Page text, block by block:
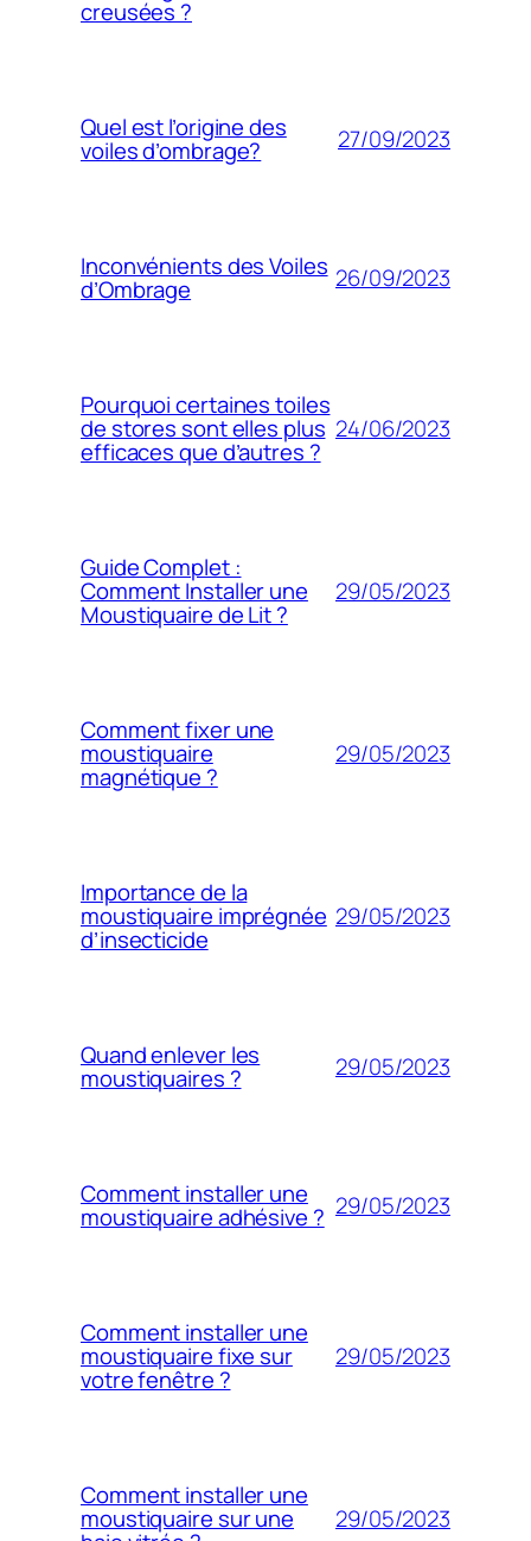
creusées ?
Quel est l’origine des
voiles d’ombrage? 27/09/2023
Inconvénients des Voiles
d’Ombrage 26/09/2023
Pourquoi certaines toiles
de stores sont elles plus
efficaces que d’autres ?
24/06/2023
Guide Complet :
Comment Installer une
Moustiquaire de Lit ?
29/05/2023
Comment fixer une
moustiquaire
magnétique ?
29/05/2023
Importance de la
moustiquaire imprégnée
d’insecticide
29/05/2023
Quand enlever les
moustiquaires ? 29/05/2023
Comment installer une
moustiquaire adhésive ? 29/05/2023
Comment installer une
moustiquaire fixe sur
votre fenêtre ?
29/05/2023
Comment installer une
moustiquaire sur une 29/05/2023